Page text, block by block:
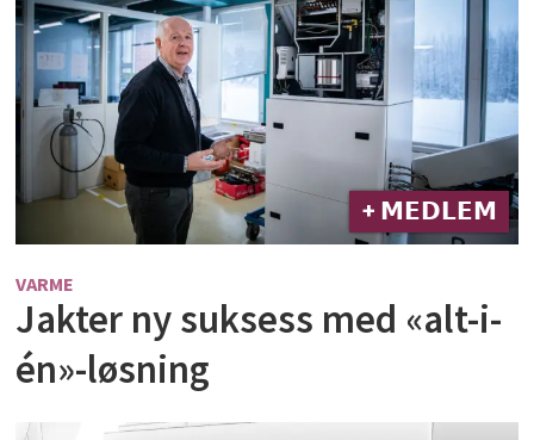
+ 𝗠𝗘𝗗𝗟𝗘𝗠
VARME
Jakter ny suksess med «alt-i-
én»-løsning